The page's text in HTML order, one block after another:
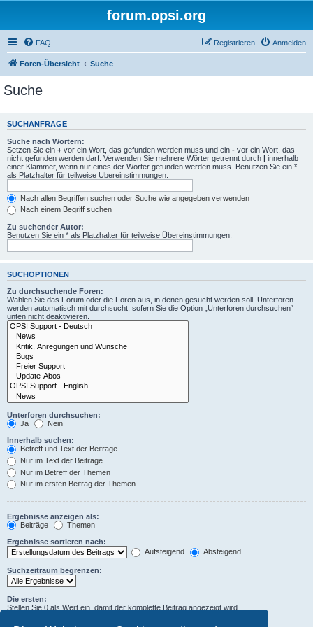
forum.opsi.org
FAQ Anmelden
Registrieren
Foren-Übersicht Suche
Suche
SUCHANFRAGE
Suche nach Wörtern:
Setzen Sie ein + vor ein Wort, das gefunden werden muss und ein - vor ein Wort, das
nicht gefunden werden darf. Verwenden Sie mehrere Wörter getrennt durch | innerhalb
einer Klammer, wenn nur eines der Wörter gefunden werden muss. Benutzen Sie ein *
als Platzhalter für teilweise Übereinstimmungen.
Nach allen Begriffen suchen oder Suche wie angegeben verwenden
Nach einem Begriff suchen
Zu suchender Autor:
Benutzen Sie ein * als Platzhalter für teilweise Übereinstimmungen.
SUCHOPTIONEN
Zu durchsuchende Foren:
Wählen Sie das Forum oder die Foren aus, in denen gesucht werden soll. Unterforen
werden automatisch mit durchsucht, sofern Sie die Option „Unterforen durchsuchen“
unten nicht deaktivieren.
Unterforen durchsuchen:
Ja
Nein
Innerhalb suchen:
Betreff und Text der Beiträge
Nur im Text der Beiträge
Nur im Betreff der Themen
Nur im ersten Beitrag der Themen
Ergebnisse anzeigen als:
Beiträge
Themen
Ergebnisse sortieren nach:
Aufsteigend
Absteigend
Suchzeitraum begrenzen:
Die ersten:
Stellen Sie 0 als Wert ein, damit der komplette Beitrag angezeigt wird.